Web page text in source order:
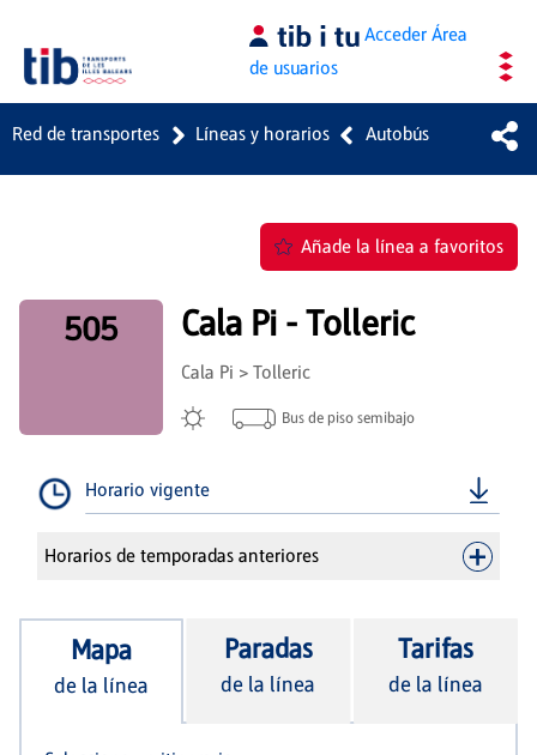
Saltar al contenido principal AccederÁrea
de usuarios
Red de transportes Líneas y horarios Autobús
Añade la línea a favoritos
505 Cala Pi - Tolleric
Cala Pi > Tolleric
Bus de piso semibajo
Horario vigente
Horarios de temporadas anteriores
Mapa
de la línea
Paradas
de la línea
Tarifas
de la línea